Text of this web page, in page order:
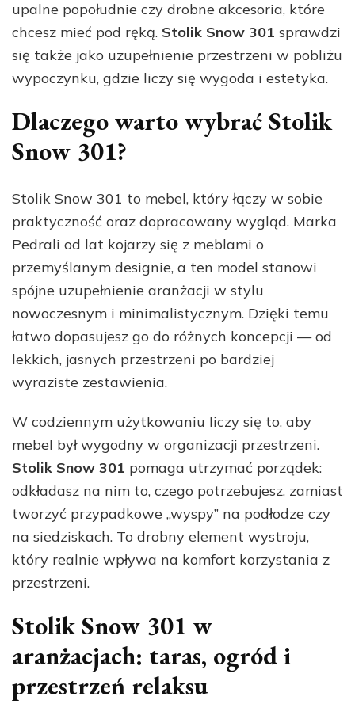
upalne popołudnie czy drobne akcesoria, które
chcesz mieć pod ręką. Stolik Snow 301 sprawdzi
się także jako uzupełnienie przestrzeni w pobliżu
wypoczynku, gdzie liczy się wygoda i estetyka.
Dlaczego warto wybrać Stolik
Snow 301?
Stolik Snow 301 to mebel, który łączy w sobie
praktyczność oraz dopracowany wygląd. Marka
Pedrali od lat kojarzy się z meblami o
przemyślanym designie, a ten model stanowi
spójne uzupełnienie aranżacji w stylu
nowoczesnym i minimalistycznym. Dzięki temu
łatwo dopasujesz go do różnych koncepcji — od
lekkich, jasnych przestrzeni po bardziej
wyraziste zestawienia.
W codziennym użytkowaniu liczy się to, aby
mebel był wygodny w organizacji przestrzeni.
Stolik Snow 301 pomaga utrzymać porządek:
odkładasz na nim to, czego potrzebujesz, zamiast
tworzyć przypadkowe „wyspy” na podłodze czy
na siedziskach. To drobny element wystroju,
który realnie wpływa na komfort korzystania z
przestrzeni.
Stolik Snow 301 w
aranżacjach: taras, ogród i
przestrzeń relaksu